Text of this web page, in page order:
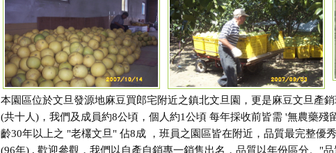
本園區位於文旦發源地麻豆買郎宅附近之鎮北文旦園，更是麻豆文旦產
(共十人)，我們及成員約8公頃，個人約1公頃 每年採收前皆需 '無農藥殘
齡30年以上之 "老欉文旦" 佔8成 ，班員之園區皆在附近，品質最完整優
(96年) , 歡迎參觀，我們以自產自銷專一銷售出名，品質以年份區分。"